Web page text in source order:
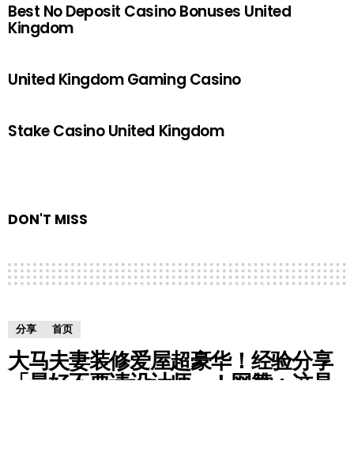
Best No Deposit Casino Bonuses United
Kingdom
United Kingdom Gaming Casino
Stake Casino United Kingdom
DON'T MISS
分享 首页
大马夫妻装修爱屋超豪华！经验分享
「最好不要请设计师」！网赞：这是